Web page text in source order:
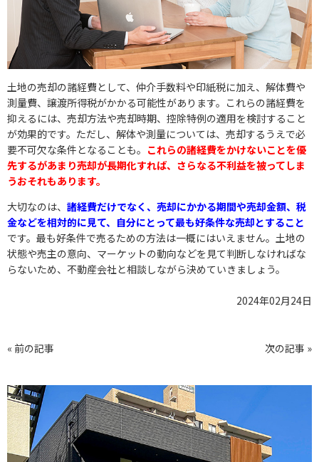
土地の売却の諸経費として、仲介手数料や印紙税に加え、解体費や
測量費、譲渡所得税がかかる可能性があります。これらの諸経費を
抑えるには、売却方法や売却時期、控除特例の適用を検討すること
が効果的です。ただし、解体や測量については、売却するうえで必
要不可欠な条件となることも。 これらの諸経費をかけないことを優
先するがあまり売却が長期化すれば、さらなる不利益を被ってしま
うおそれもあります。
大切なのは、 諸経費だけでなく、 売却にかかる期間や売却金額、税
金などを相対的に見て、自分にとって最も好条件な売却とすること
です。最も好条件で売るための方法は一概にはいえません。土地の
状態や売主の意向、マーケットの動向などを見て判断しなければな
らないため、不動産会社と相談しながら決めていきましょう。
2024年02月24日
« 前の記事 次の記事 »